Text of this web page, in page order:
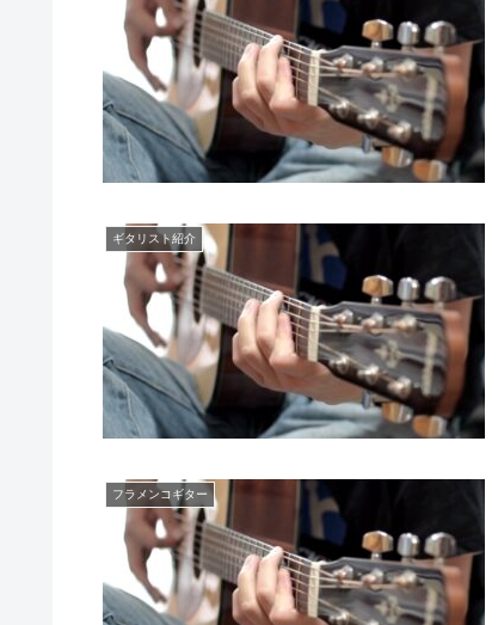
ギタリスト紹介
フラメンコギター